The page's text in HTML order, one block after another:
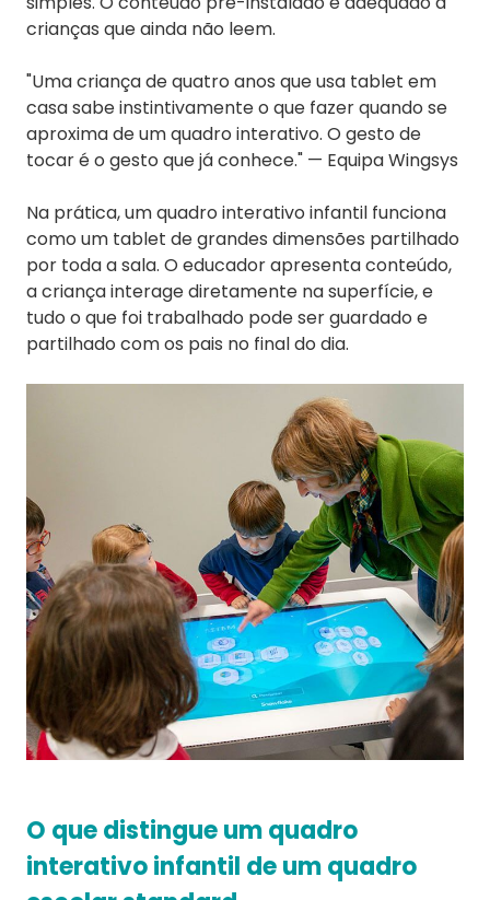
crianças que ainda não leem.
"Uma criança de quatro anos que usa tablet em
casa sabe instintivamente o que fazer quando se
aproxima de um quadro interativo. O gesto de
tocar é o gesto que já conhece." — Equipa Wingsys
Na prática, um quadro interativo infantil funciona
como um tablet de grandes dimensões partilhado
por toda a sala. O educador apresenta conteúdo,
a criança interage diretamente na superfície, e
tudo o que foi trabalhado pode ser guardado e
partilhado com os pais no final do dia.
O que distingue um quadro
interativo infantil de um quadro